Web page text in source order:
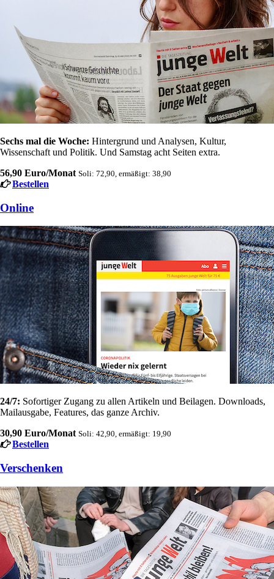
Sechs mal die Woche: Hintergrund und Analysen, Kultur,
Wissenschaft und Politik. Und Samstag acht Seiten extra.
56,90 Euro/Monat Soli: 72,90, ermäßigt: 38,90
Bestellen
Online
24/7: Sofortiger Zugang zu allen Artikeln und Beilagen. Downloads,
Mailausgabe, Features, das ganze Archiv.
30,90 Euro/Monat Soli: 42,90, ermäßigt: 19,90
Bestellen
Verschenken